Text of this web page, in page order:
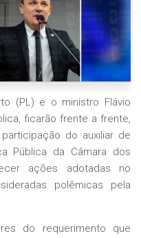
(PL) e o ministro Flávio
ficarão frente a frente,
do auxiliar de
Pública da Câmara dos
ações adotadas no
polêmicas pela
do requerimento que